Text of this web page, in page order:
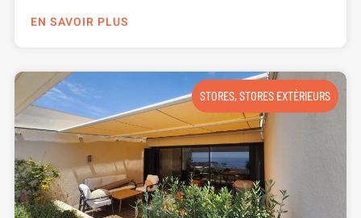
EN SAVOIR PLUS
STORES,STORES EXTÉRIEURS